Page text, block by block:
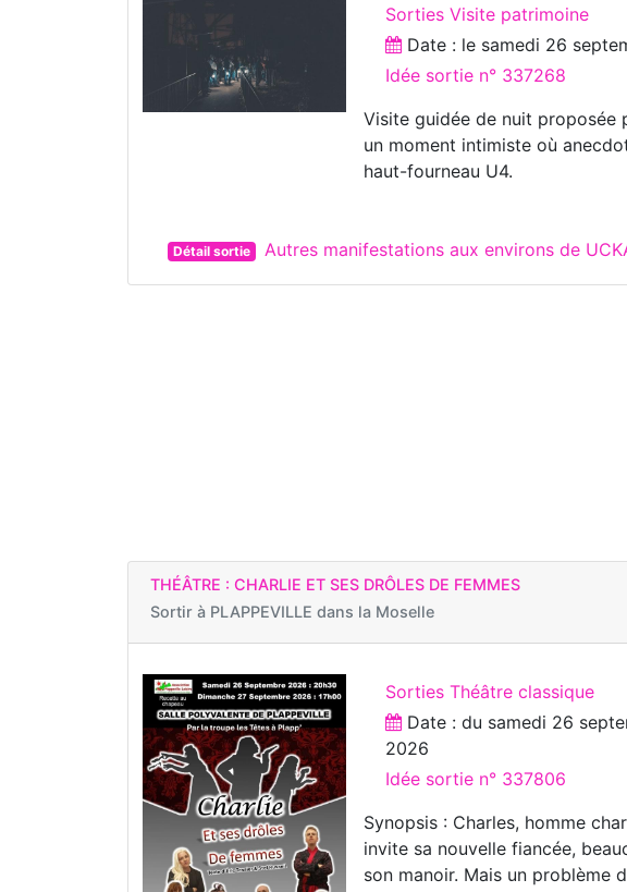
Sorties Visite patrimoine
Date : le samedi 26
Idée sortie n° 337268
Visite guidée de nuit proposée
un moment intimiste où
haut-fourneau U4.
Détail sortie Autres manifestations aux environs de
THÉÂTRE : CHARLIE ET SES DRÔLES DE FEMMES
Sortir à PLAPPEVILLE dans la Moselle
Sorties Théâtre classique
Date : du samedi 26
2026
Idée sortie n° 337806
Synopsis : Charles, homme
invite sa nouvelle fiancée,
son manoir. Mais un problème